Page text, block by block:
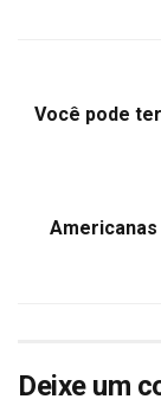
Você pode
Americanas
Deixe um